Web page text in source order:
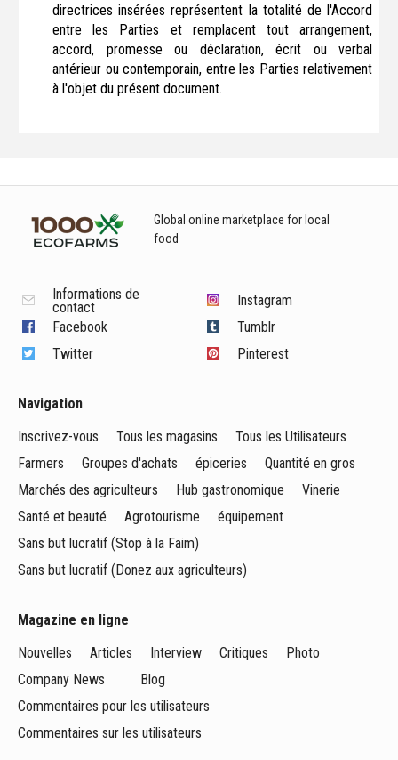
directrices insérées représentent la totalité de l'Accord
entre les Parties et remplacent tout arrangement,
accord, promesse ou déclaration, écrit ou verbal
antérieur ou contemporain, entre les Parties relativement
à l'objet du présent document.
Global online marketplace for local
food
Informations de
contact
Facebook
Twitter
Instagram
Tumblr
Pinterest
Navigation
Inscrivez-vous
Tous les magasins
Tous les Utilisateurs
Farmers
Groupes d'achats épiceries
Quantité en gros
Marchés des agriculteurs
Hub gastronomique
Vinerie
Santé et beauté
Agrotourisme
équipement
Sans but lucratif (Stop à la Faim)
Sans but lucratif (Donez aux agriculteurs)
Magazine en ligne
Nouvelles
Articles Interview Critiques
Photo
Company News
Blog
Commentaires pour les utilisateurs
Commentaires sur les utilisateurs